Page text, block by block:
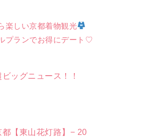
楽しい京都着物観光
プランでお得にデート♡
ビッグニュース！！
都【東山花灯路】− 20